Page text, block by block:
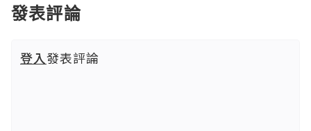
發表評論
登入發表評論